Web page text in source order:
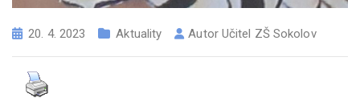
20. 4. 2023 Aktuality Autor Učitel ZŠ Sokolov